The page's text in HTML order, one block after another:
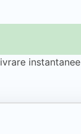
instantanee